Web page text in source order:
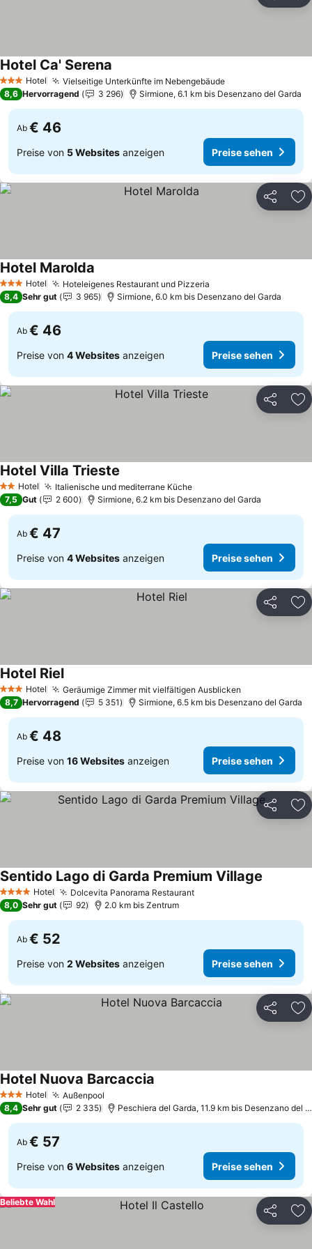
3 SterneHotel Vielseitige Unterkünfte im NebengebäudePreise sehen
Hotel Ca' Serena
8,6 Hervorragend 3 296 Sirmione, 6.1 km bis Desenzano del Garda
Ab € 46
Preise von 5 Websites anzeigen Preise sehen
Teilen
3 SterneHotel Hoteleigenes Restaurant und Pizzeria
Hotel Marolda
8,4 Sehr gut 3 965 Sirmione, 6.0 km bis Desenzano del Garda
Ab € 46
Preise von 4 Websites anzeigen Preise sehen
Teilen
2 Sterne
Hotel Italienische und mediterrane KüchePreise sehen
Hotel Villa Trieste
7,5 Gut 2 600 Sirmione, 6.2 km bis Desenzano del Garda
Ab € 47
Preise von 4 Websites anzeigen Preise sehen
Teilen
3 SterneHotel Geräumige Zimmer mit vielfältigen Ausblicken
Hotel RielPreise sehen
8,7 Hervorragend 5 351 Sirmione, 6.5 km bis Desenzano del Garda
Ab € 48
Preise von 16 Websites anzeigen Preise sehen
Teilen
4 Sterne Hotel Dolcevita Panorama RestaurantPreise sehen
Sentido Lago di Garda Premium Village
8,0 Sehr gut 92 2.0 km bis Zentrum
Ab € 52
Preise von 2 Websites anzeigen Preise sehen
Teilen
3 SterneHotel Außenpool
Hotel Nuova Barcaccia
8,4 Sehr gut 2 335 Peschiera del Garda, 11.9 km bis Desenzano del
Ab € 57
Preise von 6 Websites anzeigen Preise sehen
Teilen
Beliebte Wahl